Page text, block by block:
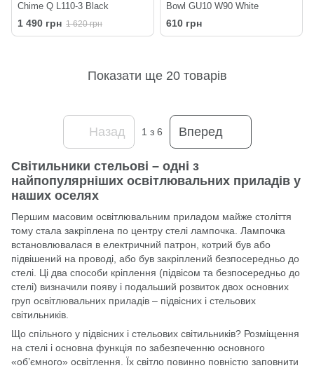
Chime Q L110-3 Black
1 490 грн 1 620 грн
Bowl GU10 W90 White
610 грн
Показати ще 20 товарів
Назад 1 з 6 Вперед
Світильники стельові – одні з
найпопулярніших освітлювальних приладів у
наших оселях
Першим масовим освітлювальним приладом майже століття
тому стала закріплена по центру стелі лампочка. Лампочка
встановлювалася в електричний патрон, котрий був або
підвішений на проводі, або був закріплений безпосередньо до
стелі. Ці два способи кріплення (підвісом та безпосередньо до
стелі) визначили появу і подальший розвиток двох основних
груп освітлювальних приладів – підвісних і стельових
світильників.
Що спільного у підвісних і стельових світильників? Розміщення
на стелі і основна функція по забезпеченню основного
«об’ємного» освітлення. Їх світло повинно повністю заповнити